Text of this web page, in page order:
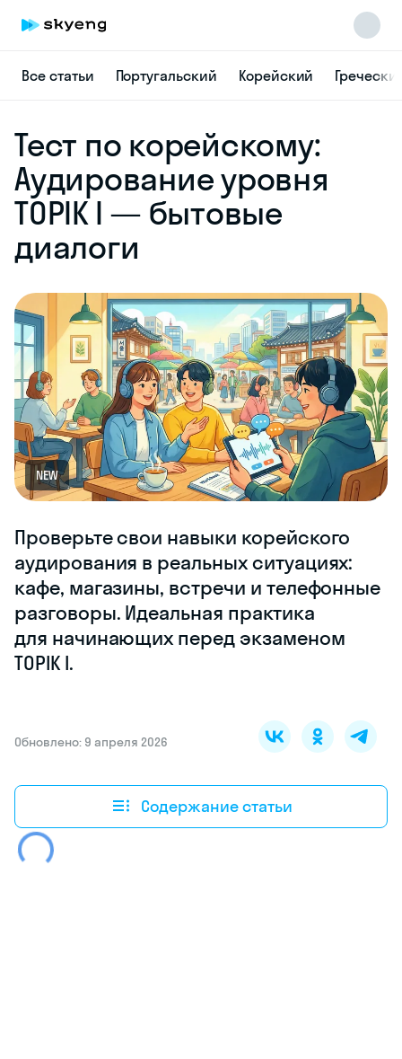
Все статьи Португальский Корейский
Тест по корейскому:
Аудирование уровня
TOPIK I — бытовые
диалоги
NEW
Проверьте свои навыки корейского
аудирования в реальных ситуациях:
кафе, магазины, встречи и телефонные
разговоры. Идеальная практика
для начинающих перед экзаменом
TOPIK I.
Обновлено: 9 апреля 2026
Содержание статьи
online